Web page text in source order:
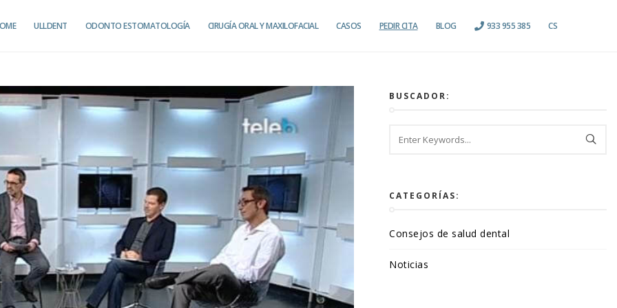
ULLDENT ODONTO ESTOMATOLOGÍA CIRUGÍA ORAL Y MAXILOFACIAL CASOS PEDIR CITA BLOG 933 955 385 CS
BUSCADOR:
CATEGORÍAS:
Consejos de salud dental
Noticias